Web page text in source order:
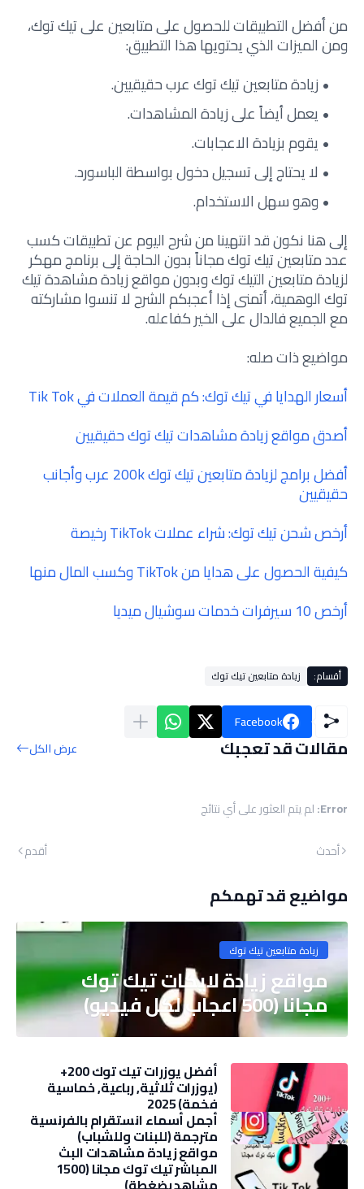
من أفضل التطبيقات للحصول على متابعين على تيك توك،
ومن الميزات الذي يحتويها هذا التطبيق:
زيادة متابعين تيك توك عرب حقيقيين.
يعمل أيضاً على زيادة المشاهدات.
يقوم بزيادة الاعجابات.
لا يحتاج إلى تسجيل دخول بواسطة الباسورد.
وهو سهل الاستخدام.
إلى هنا نكون قد انتهينا من شرح اليوم عن تطبيقات كسب
عدد متابعين تيك توك مجاناً بدون الحاجة إلى برنامج مهكر
لزيادة متابعين التيك توك وبدون مواقع زيادة مشاهدة تيك
توك الوهمية، أتمنى إذا أعجبكم الشرح لا تنسوا مشاركته
مع الجميع فالدال على الخير كفاعله.
مواضيع ذات صله:
أسعار الهدايا في تيك توك: كم قيمة العملات في Tik Tok
أصدق مواقع زيادة مشاهدات تيك توك حقيقيين
أفضل برامج لزيادة متابعين تيك توك 200k عرب وأجانب
حقيقيين
أرخص شحن تيك توك: شراء عملات TikTok رخيصة
كيفية الحصول على هدايا من TikTok وكسب المال منها
أرخص 10 سيرفرات خدمات سوشيال ميديا
أقسام: زيادة متابعين تيك توك
Facebook
مقالات قد تعجبك عرض الكل
Error: لم يتم العثور على أي نتائج
أحدث
أقدم
مواضيع قد تهمكم
زيادة متابعين تيك توك
مواقع زيادة لايكات تيك توك
مجانا (500 اعجاب لكل فيديو)
أفضل يوزرات تيك توك 200+
(يوزرات ثلاثية, رباعية, خماسية
فخمة) 2025
أجمل أسماء انستقرام بالفرنسية
مترجمة (للبنات وللشباب)
مواقع زيادة مشاهدات البث
المباشر تيك توك مجانا (1500